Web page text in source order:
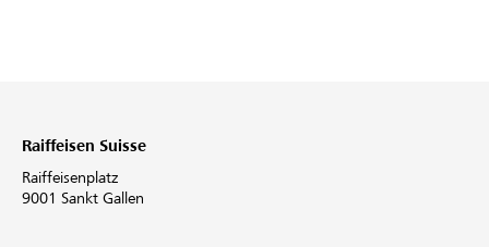
Raiffeisen Suisse
Raiffeisenplatz
9001 Sankt Gallen